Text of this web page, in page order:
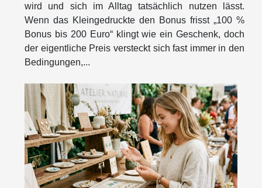
wird und sich im Alltag tatsächlich nutzen lässt.
Wenn das Kleingedruckte den Bonus frisst „100 %
Bonus bis 200 Euro“ klingt wie ein Geschenk, doch
der eigentliche Preis versteckt sich fast immer in den
Bedingungen,...